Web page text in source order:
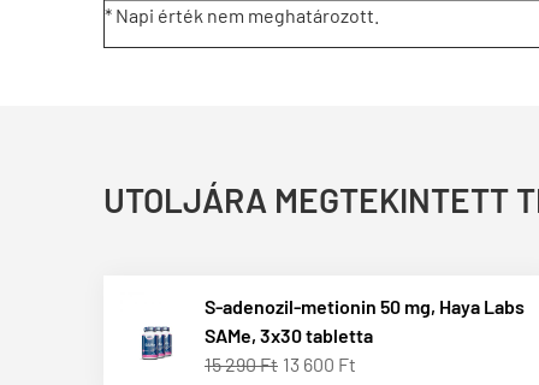
* Napi érték nem meghatározott.
UTOLJÁRA MEGTEKINTETT
S-adenozil-metionin 50 mg, Haya Labs
SAMe, 3x30 tabletta
15 290 Ft 13 600 Ft